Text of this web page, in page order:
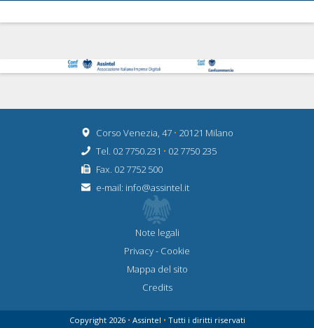
Corso Venezia, 47 • 20121 Milano
Tel. 02 7750.231 • 02 7750 235
Fax. 02 7752 500
e-mail: info@assintel.it
Note legali
Privacy- Cookie
Mappa del sito
Credits
Copyright 2026 •Assintel •Tutti i diritti riservati